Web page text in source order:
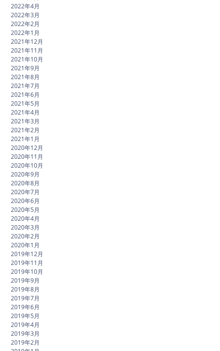
2022年4月
2022年3月
2022年2月
2022年1月
2021年12月
2021年11月
2021年10月
2021年9月
2021年8月
2021年7月
2021年6月
2021年5月
2021年4月
2021年3月
2021年2月
2021年1月
2020年12月
2020年11月
2020年10月
2020年9月
2020年8月
2020年7月
2020年6月
2020年5月
2020年4月
2020年3月
2020年2月
2020年1月
2019年12月
2019年11月
2019年10月
2019年9月
2019年8月
2019年7月
2019年6月
2019年5月
2019年4月
2019年3月
2019年2月